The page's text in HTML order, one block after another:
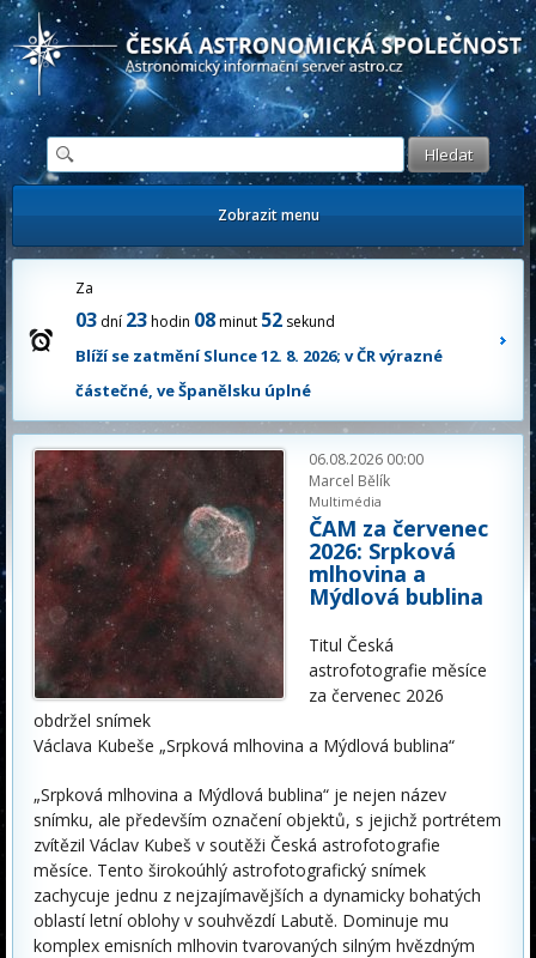
Česká astronomická společnost - Informační astronomický server
Zobrazit menu
Za
03 dní 23hodin 08minut 51 sekund
Blíží se zatmění Slunce 12. 8. 2026; v ČR výrazné
částečné, ve Španělsku úplné
06.08.2026 00:00
Marcel Bělík
Multimédia
ČAM za červenec
2026: Srpková
mlhovina a
Mýdlová bublina
Titul Česká
astrofotografie měsíce
za červenec 2026
obdržel snímek
Václava Kubeše „Srpková mlhovina a Mýdlová bublina“
„Srpková mlhovina a Mýdlová bublina“ je nejen název
snímku, ale především označení objektů, s jejichž portrétem
zvítězil Václav Kubeš v soutěži Česká astrofotografie
měsíce. Tento širokoúhlý astrofotografický snímek
zachycuje jednu z nejzajímavějších a dynamicky bohatých
oblastí letní oblohy v souhvězdí Labutě. Dominuje mu
komplex emisních mlhovin tvarovaných silným hvězdným